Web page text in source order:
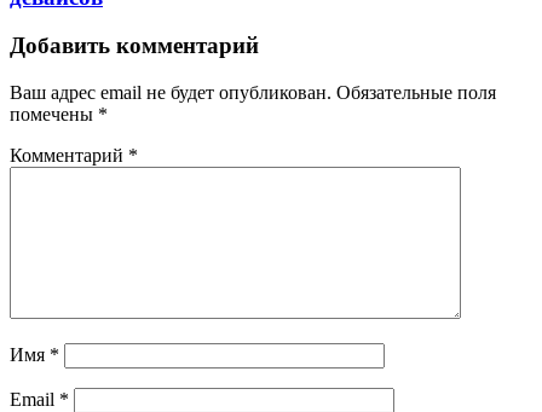
Добавить комментарий
Ваш адрес email не будет опубликован. Обязательные поля
помечены *
Комментарий *
Имя *
Email *